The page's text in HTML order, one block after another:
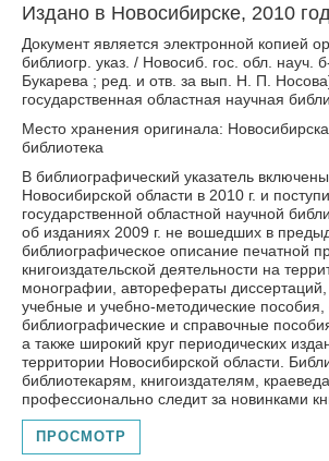
Издано в Новосибирске, 2010
Документ является электронной копией
библиогр. указ. / Новосиб. гос. обл.
Букарева ; ред. и отв. за вып. Н. П.
государственная областная научная
Место хранения оригинала:
библиотека
В библиографический указатель
Новосибирской области в 2010 г. и
государственной областной научной
об изданиях 2009 г. не вошедших в
библиографическое описание печатной
книгоиздательской деятельности на
монографии, авторефераты
учебные и учебно-методические пособия,
библиографические и справочные
а также широкий круг периодических
территории Новосибирской области.
библиотекарям, книгоиздателям,
профессионально следит за новинками
ПРОСМОТР